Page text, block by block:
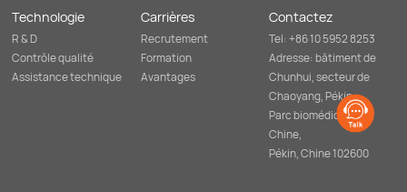
Technologie
R & D
Contrôle qualité
Assistance technique
Carrières
Recrutement
Formation
Avantages
Contactez
Tel: +86 10 5952 8253
Adresse: bâtiment de
Chunhui, secteur de
Chaoyang, Pékin,
Parc biomédical de
Chine,
Pékin, Chine 102600